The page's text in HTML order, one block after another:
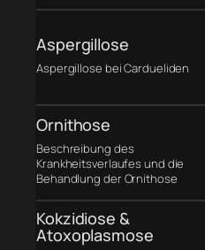
Aspergillose
Aspergillose bei Cardueliden
Ornithose
Beschreibung des
Krankheitsverlaufes und die
Behandlung der Ornithose
Kokzidiose &
Atoxoplasmose